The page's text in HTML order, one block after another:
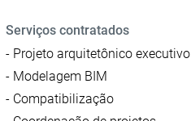
Serviços contratados
- Projeto arquitetônico executivo
- Modelagem BIM
- Compatibilização